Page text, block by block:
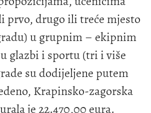
prvo, drugo ili treće mjesto
u grupnim – ekipnim
glazbi i sportu (tri i više
su dodijeljene putem
Krapinsko-zagorska
je 22.470,00 eura.